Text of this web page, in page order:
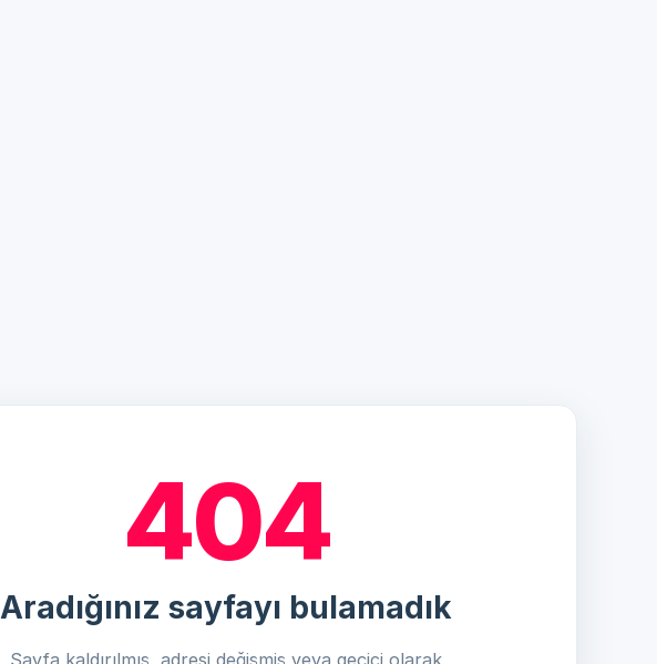
404
Aradığınız sayfayı bulamadık
Sayfa kaldırılmış, adresi değişmiş veya geçici olarak